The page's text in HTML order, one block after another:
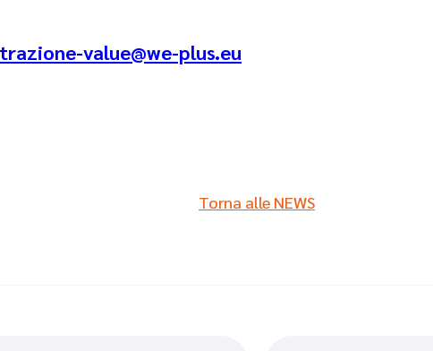
value@we-plus.eu
Torna alle NEWS